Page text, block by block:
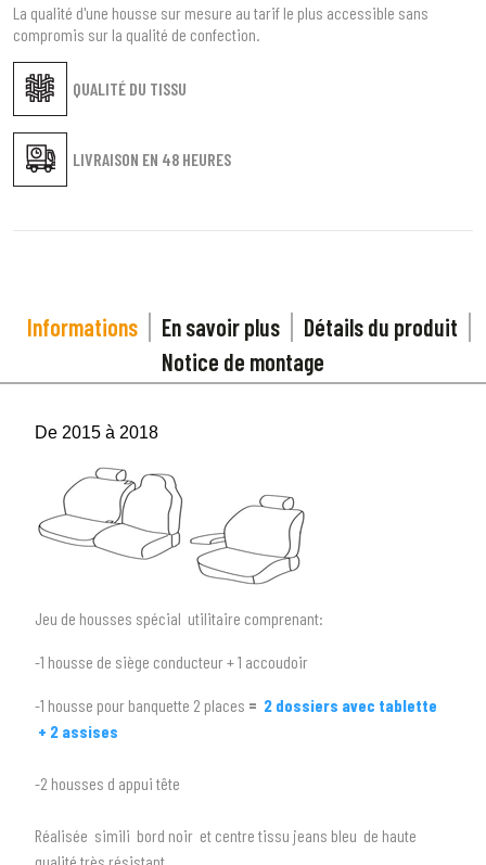
QUALITÉ DU TISSU
LIVRAISON EN 48 HEURES
La qualité d'une housse sur mesure au tarif le plus accessible sans
compromis sur la qualité de confection.
Informations En savoir plus
Détails du produit
Notice de montage
De 2015 à 2018
Jeu de housses spécial utilitaire comprenant:
-1 housse de siège conducteur + 1 accoudoir
-1 housse pour banquette 2 places = 2 dossiers avec tablette
+ 2 assises
-2 housses d appui tête
Réalisée simili bord noir et centre tissu jeans bleu de haute
qualité très résistant